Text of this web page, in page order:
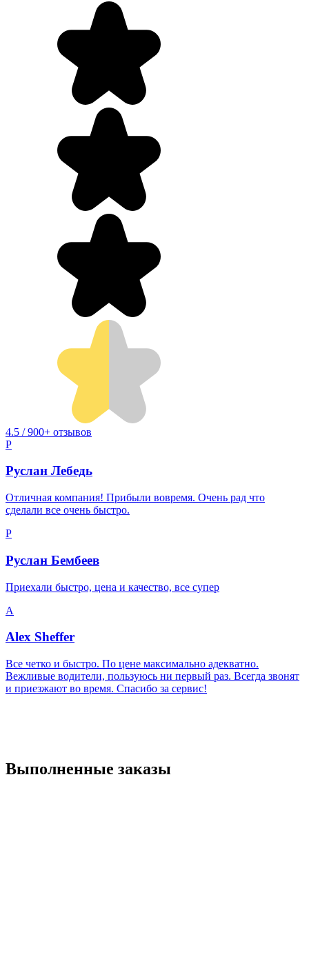
4.5 / 900+ отзывов
Р
Руслан Лебедь
Отличная компания! Прибыли вовремя. Очень рад что
сделали все очень быстро.
Р
Руслан Бембеев
Приехали быстро, цена и качество, все супер
A
Alex Sheffer
Все четко и быстро. По цене максимально адекватно.
Вежливые водители, пользуюсь ни первый раз. Всегда звонят
и приезжают во время. Спасибо за сервис!
Выполненные заказы